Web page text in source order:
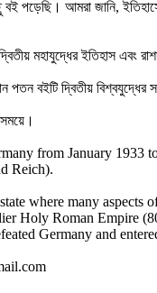
পড়েছি। আমরা জানি,
মহাযুদ্ধের ইতিহাস
বইটি দ্বিতীয় বিশ্বযুদ্ধের
from January 1933
Reich).
where many
Holy Roman Empire
Germany and